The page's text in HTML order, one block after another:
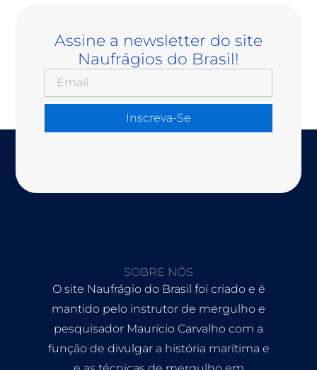
Assine a newsletter do site
Naufrágios do Brasil!
Inscreva-Se
SOBRE NÓS
O site Naufrágio do Brasil foi criado e é
mantido pelo instrutor de mergulho e
pesquisador Maurício Carvalho com a
função de divulgar a história marítima e